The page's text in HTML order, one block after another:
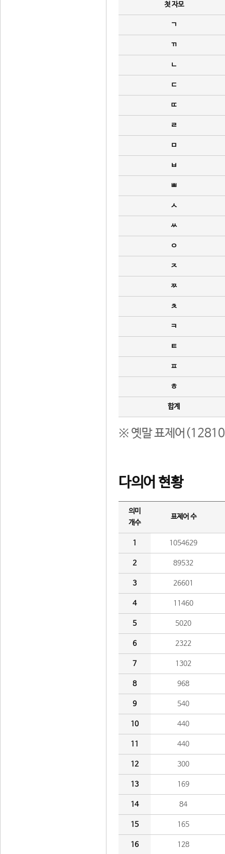
첫 자모
ㄱ
ㄲ
ㄴ
ㄷ
ㄸ
ㄹ
ㅁ
ㅂ
ㅃ
ㅅ
ㅆ
ㅇ
ㅈ
ㅉ
ㅊ
ㅋ
ㅌ
ㅍ
ㅎ
합계
※ 옛말 표제어(12810
다의어 현황
의미
개수
표제어 수
1 1054629
2 89532
3 26601
4 11460
5 5020
6 2322
7 1302
8 968
9 540
10 440
11 440
12 300
13 169
14 84
15 165
16 128